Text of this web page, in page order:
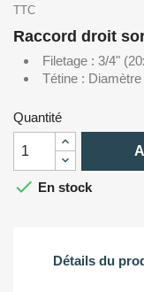
TTC
Raccord droit
Filetage : 3/4"
Tétine :
Quantité
 En stock
Détails du